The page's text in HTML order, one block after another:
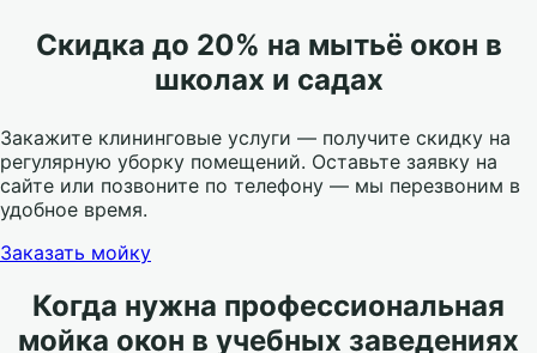
Скидка до 20% на мытьё окон в
школах и садах
Закажите клининговые услуги — получите скидку на
регулярную уборку помещений. Оставьте заявку на
сайте или позвоните по телефону — мы перезвоним в
удобное время.
Заказать мойку
Когда нужна профессиональная
мойка окон в учебных заведениях